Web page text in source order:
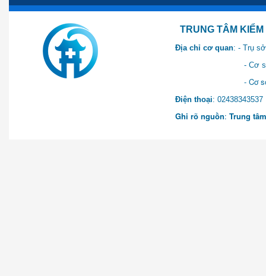
TRUNG TÂM KIỂM SOÁT
Địa chỉ cơ quan: - Trụ
- Cơ sở 2: Khu Hành
- Cơ sở 3: Số 1 Ngõ 2
Điện thoại:
Ghi rõ nguồn: Trung